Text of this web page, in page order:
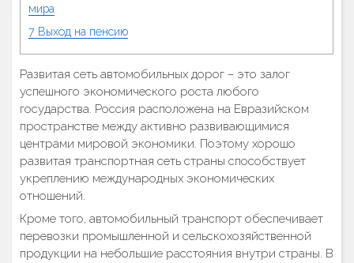
мира
7 Выход на пенсию
Развитая сеть автомобильных дорог – это залог
успешного экономического роста любого
государства. Россия расположена на Евразийском
пространстве между активно развивающимися
центрами мировой экономики. Поэтому хорошо
развитая транспортная сеть страны способствует
укреплению международных экономических
отношений.
Кроме того, автомобильный транспорт обеспечивает
перевозки промышленной и сельскохозяйственной
продукции на небольшие расстояния внутри страны. В